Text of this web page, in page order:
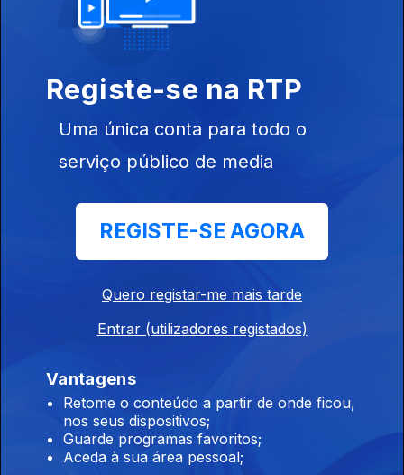
29 mai. 2026
Estados Unidos
28 mai. 2026
27 mai. 2026
África do Sul
Ep. 77
26 mai. 2026
Skhethe – Babethe Gashoazen e Nova SA Style ft Weboy,
Registe-se na RTP
Uma única conta para todo o
serviço público de media
REGISTE-SE AGORA
Quero registar-me mais tarde
Entrar (utilizadores registados)
Vantagens
Retome o conteúdo a partir de onde ficou,
nos seus dispositivos;
Guarde programas favoritos;
Aceda à sua área pessoal;